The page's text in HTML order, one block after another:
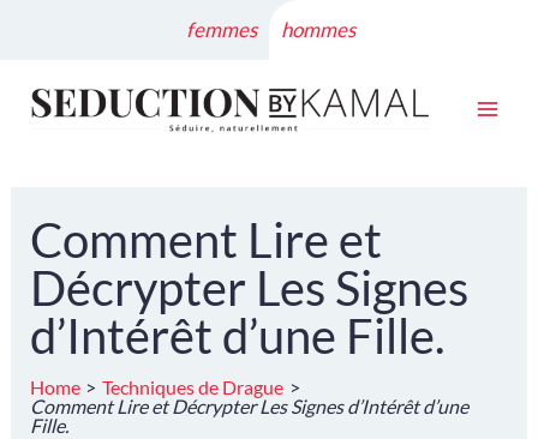
femmes hommes
Comment Lire et
Décrypter Les Signes
d’Intérêt d’une Fille.
Home
Techniques de Drague
Comment Lire et Décrypter Les Signes d’Intérêt d’une
Fille.